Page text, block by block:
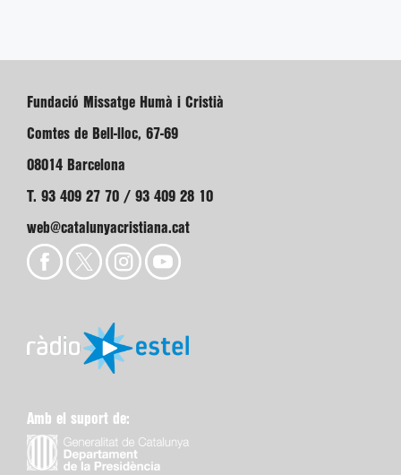
Fundació Missatge Humà i Cristià
Comtes de Bell-lloc, 67-69
08014 Barcelona
T. 93 409 27 70 / 93 409 28 10
web@catalunyacristiana.cat
Amb el suport de: